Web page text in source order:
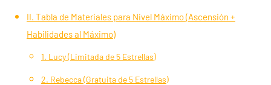
II. Tabla de Materiales para Nivel Máximo (Ascensión +
Habilidades al Máximo)
1. Lucy (Limitada de 5 Estrellas)
2. Rebecca (Gratuita de 5 Estrellas)